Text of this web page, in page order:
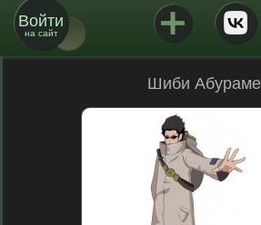
Войти
на сайт
Шиби Абураме